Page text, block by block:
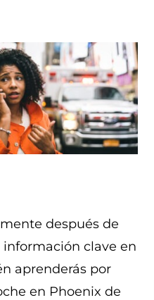
después de
clave en
aprenderás por
en Phoenix de